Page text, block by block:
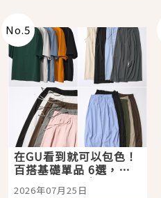
No.5
在GU看到就可以包色！
百搭基礎單品 6選，閉
眼全收也不心疼
2026年07月25日